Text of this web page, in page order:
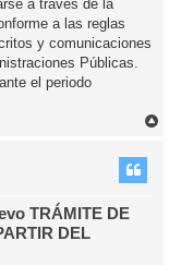
a través de la
a las reglas
y comunicaciones
Públicas.
el periodo
TRÁMITE DE
DEL